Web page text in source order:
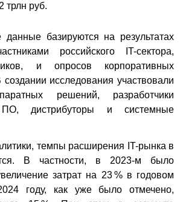
трлн руб.
базируются на результатах
российского IT-сектора,
и опросов корпоративных
создании исследования участвовали
решений, разработчики
ПО, дистрибуторы и системные
темпы расширения IT-рынка в
В частности, в 2023-м было
затрат на 23 % в годовом
году, как уже было отмечено,